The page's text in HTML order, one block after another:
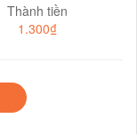
Thành tiền
1.300₫